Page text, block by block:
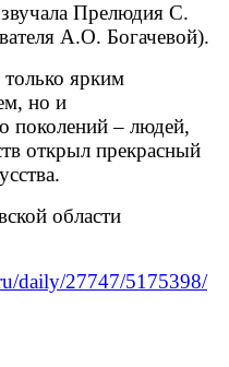
Прелюдия С.
А.О. Богачевой).
ярким
но и
поколений – людей,
открыл прекрасный
области
daily/27747/5175398/